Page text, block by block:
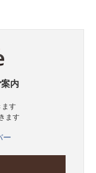
内
ます
ます
ー